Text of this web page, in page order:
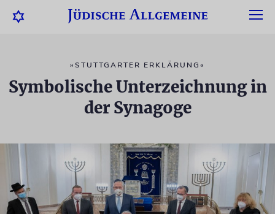
»STUTTGARTER ERKLÄRUNG«
Symbolische Unterzeichnung in
der Synagoge